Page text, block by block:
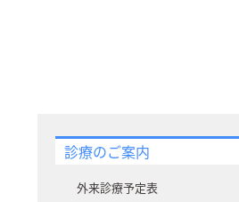
診療のご案内
外来診療予定表